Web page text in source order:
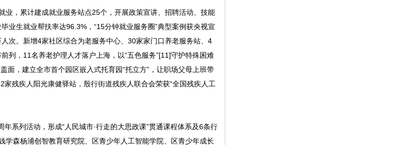
，累计建成就业服务站点25个，开展政策宣讲、招聘活动、技能
业生就业帮扶率达96.3%，“15分钟就业服务圈”典型案例获央视宣
次。新增4家社区综合为老服务中心、30家家门口养老服务站、4
列，11名养老护理人才落户上海，以“五色服务”[11]守护特殊困难
面，建立全市首个园区嵌入式托育园“托立方”，让职场父母上班带
残疾人阳光康健驿站，殷行街道残疾人联合会荣获“全国残疾人工
系列活动，形成“人民城市·行走的大思政课”贯通课程体系及6条行
森杨浦创智教育研究院、区青少年人工智能学院、区青少年成长